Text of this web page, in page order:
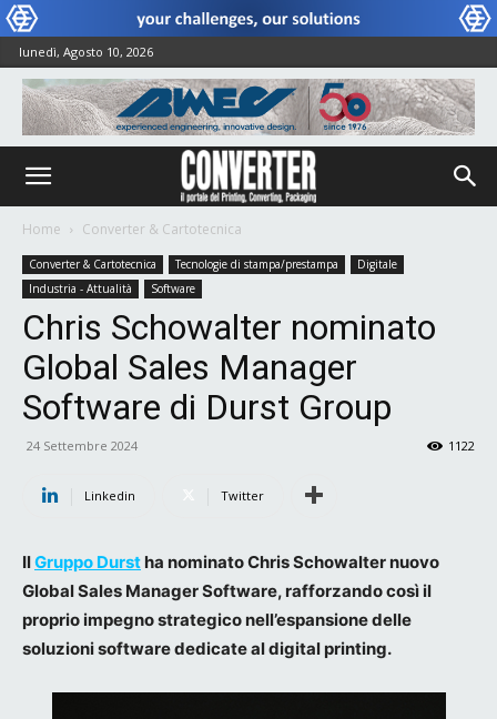
lunedì, Agosto 10, 2026
Home Converter & Cartotecnica
Converter & Cartotecnica Tecnologie di stampa/prestampa
Digitale
Industria - Attualità
Software
Chris Schowalter nominato
Global Sales Manager
Software di Durst Group
24 Settembre 2024 1122
Linkedin Twitter
IlGruppo Durst ha nominato Chris Schowalter nuovo
Global Sales Manager Software, rafforzando così il
proprio impegno strategico nell’espansione delle
soluzioni software dedicate al digital printing.